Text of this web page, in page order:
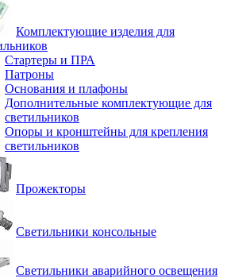
Комплектующие изделия для
Стартеры и ПРА
Патроны
Основания и плафоны
Дополнительные комплектующие для
светильников
Опоры и кронштейны для крепления
светильников
Прожекторы
Светильники консольные
Светильники аварийного освещения